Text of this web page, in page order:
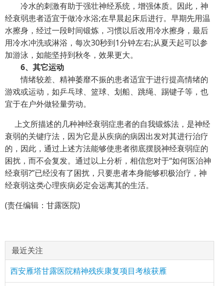
冷水的刺激有助于强壮神经系统，增强体质。因此，神
经衰弱患者适宜于做冷水浴;在早晨起床后进行。早期先用温
水擦身，经过一段时间锻炼，习惯以后改用冷水擦身，最后
用冷水冲洗或淋浴，每次30秒到1分钟左右;从夏天起可以参
加游泳，如能坚持到秋冬，效果更大。
6、其它运动
情绪较差、精神萎靡不振的患者适宜于进行提高情绪的
游戏或运动，如乒乓球、篮球、划船、跳绳、踢键子等，也
宜于在户外做轻量劳动。
上文所描述的几种神经衰弱症患者的自我锻炼法，是神经
衰弱的关键疗法，因为它是从疾病的病因出发对其进行治疗
的，因此，通过上述方法能够使患者彻底摆脱神经衰弱症的
困扰，而不会复发。通过以上分析，相信您对于“如何医治神
经衰弱?”已经没有了困扰，只要患者本身能够积极治疗，神
经衰弱这类心理疾病必定会远离其的生活。
(责任编辑：甘露医院)
最近关注
西安雁塔甘露医院精神残疾康复项目考核获雁